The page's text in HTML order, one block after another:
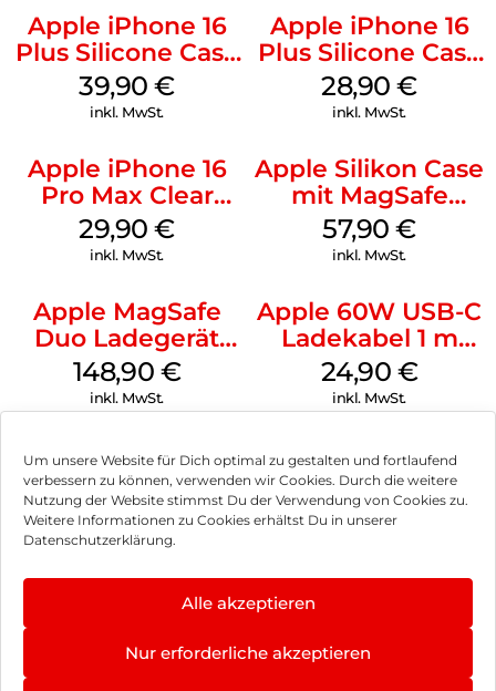
Um unsere Website für Dich optimal zu gestalten und fortlaufend
verbessern zu können, verwenden wir Cookies. Durch die weitere
Nutzung der Website stimmst Du der Verwendung von Cookies zu.
Weitere Informationen zu Cookies erhältst Du in unserer
Datenschutzerklärung.
Alle akzeptieren
Nur erforderliche akzeptieren
Apple iPhone 16
Plus Silicone Case
MagSafe Plum
39,90€
inkl. MwSt.
Apple iPhone 16
Plus Silicone Case
MagSafe Black
28,90€
inkl. MwSt.
Apple iPhone 16
Pro Max Clear
Case MagSafe
Transparent
29,90€
inkl. MwSt.
Apple Silikon Case
mit MagSafe
iPhone 14 Pro
(PRODUCT)RED
57,90€
inkl. MwSt.
Apple MagSafe
Duo Ladegerät
Weiß
148,90 €
inkl. MwSt.
Apple 60W USB-C
Ladekabel 1 m
Weiß
24,90 €
inkl. MwSt.
Impressum
Hinweis zur Batterieentsorgung